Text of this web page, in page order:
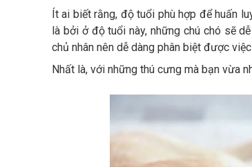
Ít ai biết rằng, độ tuổi phù hợp để huấn
là bởi ở độ tuổi này, những chú chó sẽ
chủ nhân nên dễ dàng phân biệt được
Nhất là, với những thú cưng mà bạn vừa